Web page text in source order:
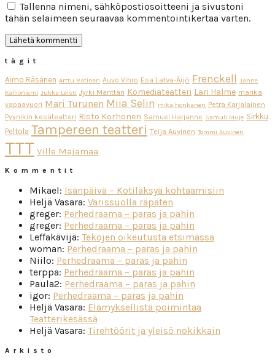
Tallenna nimeni, sähköpostiosoitteeni ja sivustoni
tähän selaimeen seuraavaa kommentointikertaa varten.
tägit
Aimo Räsänen Arttu Ratinen Auvo Vihro Esa Latva-Äijö Frenckell
Janne
Kallioniemi Jukka Leisti Jyrki Mänttäri Komediateatteri Lari Halme marika
vapaavuori Mari Turunen Miia Selin mika honkanen Petra Karjalainen
Pyynikin kesäteatteri Risto Korhonen Samuel Harjanne Samuli Muje Sirkku
Peltola Tampereen teatteri Teija Auvinen Tommi Auvinen
TTT Ville Majamaa
Kommentit
Mikael: Isänpäivä – Kotiläksyä kohtaamisiin
Heljä Vasara: Varissuolla räpäten
greger: Perhedraama – paras ja pahin
greger: Perhedraama – paras ja pahin
Leffakävijä: Tekojen oikeutusta etsimässä
woman: Perhedraama – paras ja pahin
Niilo: Perhedraama – paras ja pahin
terppa: Perhedraama – paras ja pahin
Paula2: Perhedraama – paras ja pahin
igor: Perhedraama – paras ja pahin
Heljä Vasara: Elämyksellistä poimintaa
Teatterikesässä
Heljä Vasara: Tirehtöörit ja yleisö nokikkain
Arkisto